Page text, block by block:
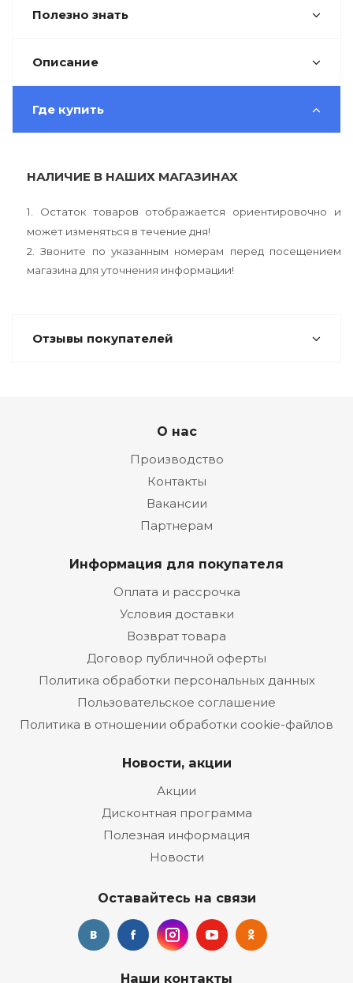
Описание
Полезно знать
Где купить
НАЛИЧИЕ В НАШИХ МАГАЗИНАХ
1. Остаток товаров отображается ориентировочно и
может изменяться в течение дня!
2. Звоните по указанным номерам перед посещением
магазина для уточнения информации!
Отзывы покупателей
О нас
Производство
Контакты
Вакансии
Партнерам
Информация для покупателя
Оплата и рассрочка
Условия доставки
Возврат товара
Договор публичной оферты
Политика обработки персональных данных
Пользовательское соглашение
Политика в отношении обработки cookie-файлов
Новости, акции
Акции
Дисконтная программа
Полезная информация
Новости
Оставайтесь на связи
Наши контакты